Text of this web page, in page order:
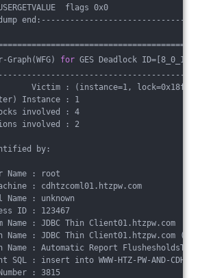
flags 0x0
dump
for GES Deadlock
Instance : 1
involved : 4
involved : 2
by:
: root
: cdhtzcoml01.htzpw.com
: unknown
: 123467
: JDBC Thin Client01.htzpw.com
: JDBC Thin Client01.htzpw.com (TNS
Automatic Report
into WWW-HTZ-PW-AND-CDHTZ-
: 3815